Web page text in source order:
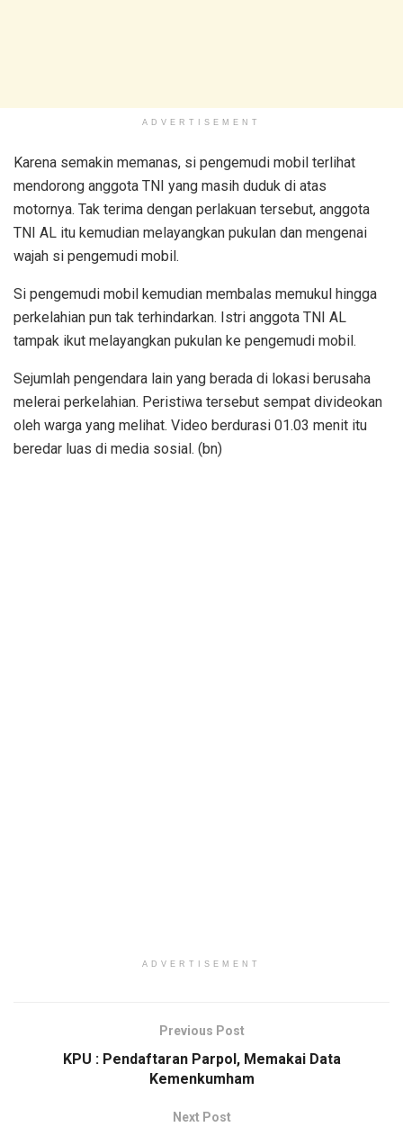
ADVERTISEMENT
Karena semakin memanas, si pengemudi mobil terlihat
mendorong anggota TNI yang masih duduk di atas
motornya. Tak terima dengan perlakuan tersebut, anggota
TNI AL itu kemudian melayangkan pukulan dan mengenai
wajah si pengemudi mobil.
Si pengemudi mobil kemudian membalas memukul hingga
perkelahian pun tak terhindarkan. Istri anggota TNI AL
tampak ikut melayangkan pukulan ke pengemudi mobil.
Sejumlah pengendara lain yang berada di lokasi berusaha
melerai perkelahian. Peristiwa tersebut sempat divideokan
oleh warga yang melihat. Video berdurasi 01.03 menit itu
beredar luas di media sosial. (bn)
ADVERTISEMENT
Previous Post
KPU : Pendaftaran Parpol, Memakai Data
Kemenkumham
Next Post